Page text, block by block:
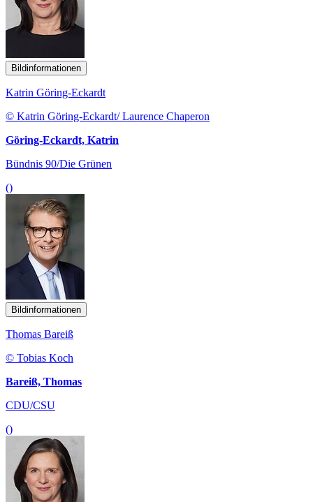
Bildinformationen
Katrin Göring-Eckardt
© Katrin Göring-Eckardt/ Laurence Chaperon
Göring-Eckardt, Katrin
Bündnis 90/Die Grünen
()
Bildinformationen
Thomas Bareiß
© Tobias Koch
Bareiß, Thomas
CDU/CSU
()